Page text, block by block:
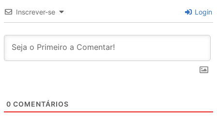
Inscrever-se Login
0 COMENTÁRIOS